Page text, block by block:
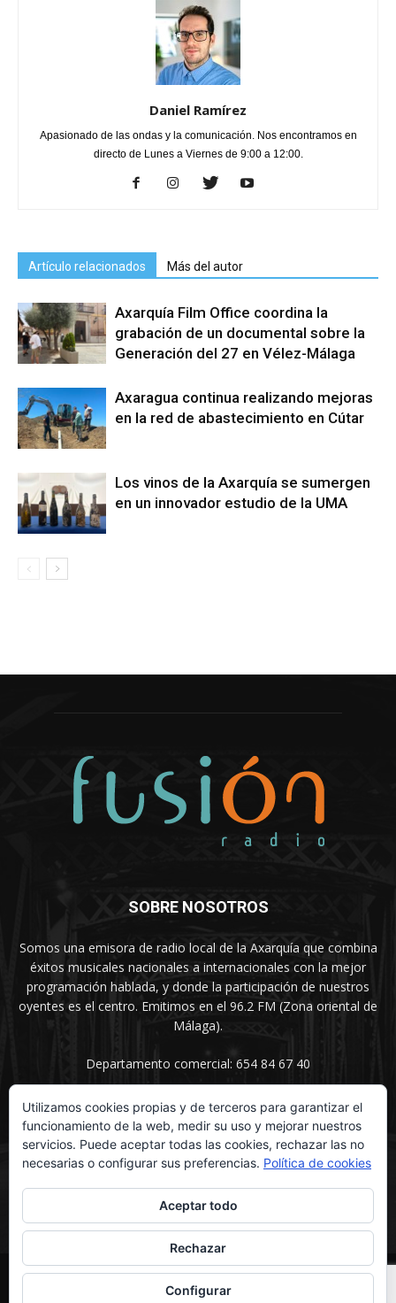
Daniel Ramírez
Apasionado de las ondas y la comunicación. Nos encontramos en
directo de Lunes a Viernes de 9:00 a 12:00.
Artículo relacionados Más del autor
Axarquía Film Office coordina la
grabación de un documental sobre la
Generación del 27 en Vélez-Málaga
Axaragua continua realizando mejoras
en la red de abastecimiento en Cútar
Los vinos de la Axarquía se sumergen
en un innovador estudio de la UMA
SOBRE NOSOTROS
Somos una emisora de radio local de la Axarquía que combina
éxitos musicales nacionales a internacionales con la mejor
programación hablada, y donde la participación de nuestros
oyentes es el centro. Emitimos en el 96.2 FM (Zona oriental de
Málaga).
Departamento comercial: 654 84 67 40
SÍGUENOS
© UNIMEDIOS - Agencia de Marketing en Vélez-Málaga 2026
Utilizamos cookies propias y de terceros para garantizar el
funcionamiento de la web, medir su uso y mejorar nuestros
servicios. Puede aceptar todas las cookies, rechazar las no
necesarias o configurar sus preferencias. Política de cookies
Aceptar todo
Rechazar
Configurar